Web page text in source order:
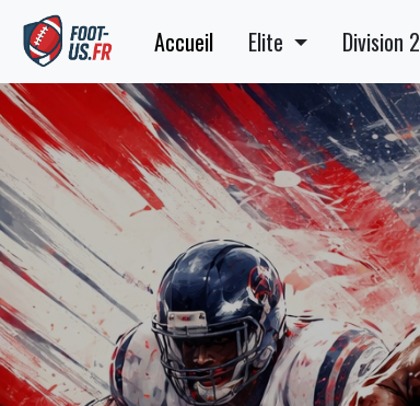
Accueil Elite Division 2